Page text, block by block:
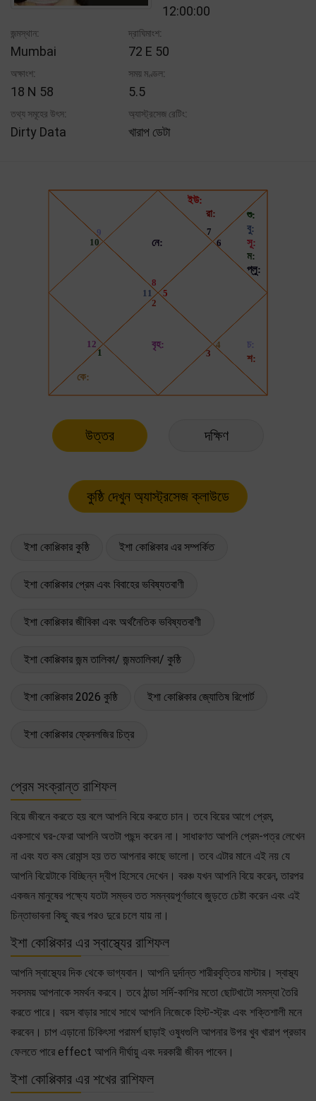
12:00:00
জন্মস্থান:
Mumbai
দ্রাঘিমাংশ:
72 E 50
অক্ষাংশ:
18 N 58
সময় মণ্ডল:
5.5
তথ্য সমূহের উৎস:
Dirty Data
অ্যাস্ট্রসেজ রেটিং:
খারাপ ডেটা
উত্তর দক্ষিণ
ইশা কোপ্পিকার কুষ্ঠি ইশা কোপ্পিকার এর সম্পর্কিত
ইশা কোপ্পিকার প্রেম এবং বিবাহের ভবিষ্যতবাণী
ইশা কোপ্পিকার জীবিকা এবং অর্থনৈতিক ভবিষ্যতবাণী
ইশা কোপ্পিকার জন্ম তালিকা/ জন্মতালিকা/ কুষ্ঠি
ইশা কোপ্পিকার 2026 কুষ্ঠি ইশা কোপ্পিকার জ্যোতিষ রিপোর্ট
ইশা কোপ্পিকার ফ্রেনলজির চিত্র
প্রেম সংক্রান্ত রাশিফল
বিয়ে জীবনে করতে হয় বলে আপনি বিয়ে করতে চান। তবে বিয়ের আগে প্রেম,
একসাথে ঘর-ফেরা আপনি অতটা পছন্দ করেন না। সাধারণত আপনি প্রেম-পত্র লেখেন
না এবং যত কম রোমান্স হয় তত আপনার কাছে ভালো। তবে এটার মানে এই নয় যে
আপনি বিয়েটাকে বিচ্ছিন্ন দ্বীপ হিসেবে দেখেন। বরঞ্চ যখন আপনি বিয়ে করেন, তারপর
একজন মানুষের পক্ষ্যে যতটা সম্ভব তত সমন্বয়পূর্ণভাবে জুড়তে চেষ্টা করেন এবং এই
চিন্তাভাবনা কিছু বছর পরও দুরে চলে যায় না।
ইশা কোপ্পিকার এর স্বাস্থ্যের রাশিফল
আপনি স্বাস্থ্যের দিক থেকে ভাগ্যবান। আপনি দুর্দান্ত শারীরবৃত্তির মাস্টার। স্বাস্থ্য
সবসময় আপনাকে সমর্থন করবে। তবে ঠান্ডা সর্দি-কাশির মতো ছোটখাটো সমস্যা তৈরি
করতে পারে। বয়স বাড়ার সাথে সাথে আপনি নিজেকে হিস্ট-স্ট্রং এবং শক্তিশালী মনে
করবেন। চাপ এড়ানো চিকিৎসা পরামর্শ ছাড়াই ওষুধগুলি আপনার উপর খুব খারাপ প্রভাব
ফেলতে পারে effect আপনি দীর্ঘায়ু এবং দরকারী জীবন পাবেন।
ইশা কোপ্পিকার এর শখের রাশিফল